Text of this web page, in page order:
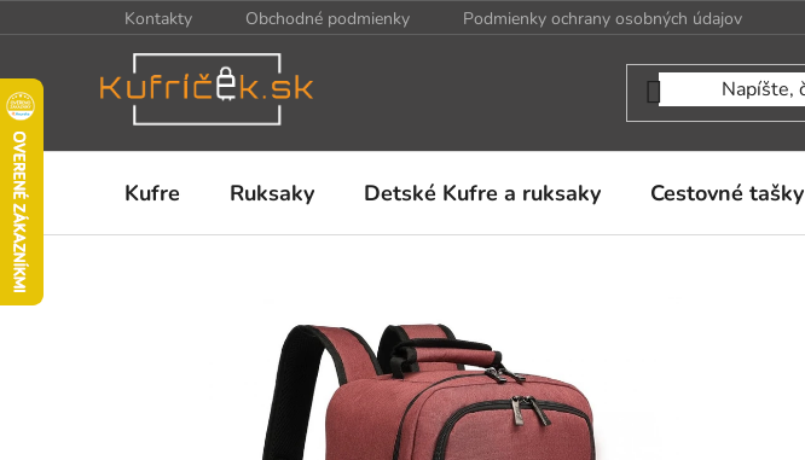
na
Kontakty Obchodné podmienky Podmienky ochrany osobných údajov
Kufre Ruksaky Detské Kufre a ruksaky Cestovné tašky